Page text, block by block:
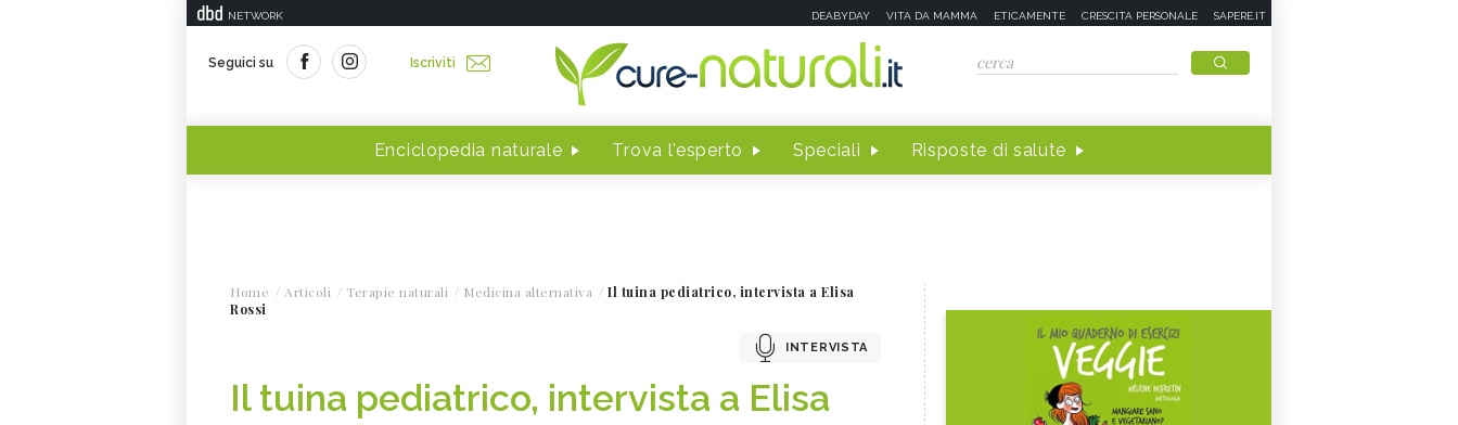
NETWORK DEABYDAY VITA DA MAMMA ETICAMENTE CRESCITA PERSONALE SAPERE.IT
Seguici su Iscriviti
Enciclopedia naturale Trova l'esperto Speciali Risposte di salute
Home Articoli Terapie naturali Medicina alternativa
Il tuina pediatrico, intervista a Elisa
Rossi
INTERVISTA
Il tuina pediatrico, intervista a Elisa